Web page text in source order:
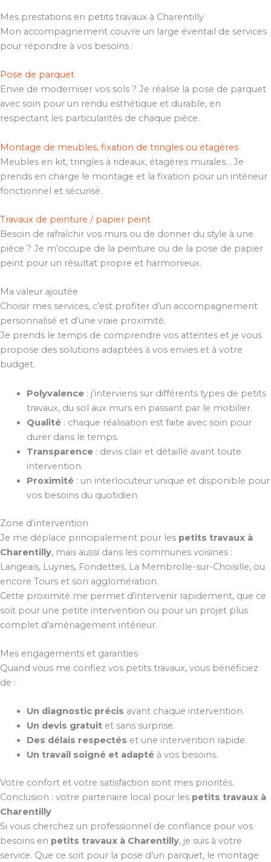
Mes prestations en petits travaux à Charentilly
Mon accompagnement couvre un large éventail de services
pour répondre à vos besoins :
Pose de parquet
Envie de moderniser vos sols ? Je réalise la pose de parquet
avec soin pour un rendu esthétique et durable, en
respectant les particularités de chaque pièce.
Montage de meubles, fixation de tringles ou étagères
Meubles en kit, tringles à rideaux, étagères murales… Je
prends en charge le montage et la fixation pour un intérieur
fonctionnel et sécurisé.
Travaux de peinture / papier peint
Besoin de rafraîchir vos murs ou de donner du style à une
pièce ? Je m’occupe de la peinture ou de la pose de papier
peint pour un résultat propre et harmonieux.
Ma valeur ajoutée
Choisir mes services, c’est profiter d’un accompagnement
personnalisé et d’une vraie proximité.
Je prends le temps de comprendre vos attentes et je vous
propose des solutions adaptées à vos envies et à votre
budget.
Polyvalence: j’interviens sur différents types de petits
travaux, du sol aux murs en passant par le mobilier.
Qualité: chaque réalisation est faite avec soin pour
durer dans le temps.
Transparence: devis clair et détaillé avant toute
intervention.
Proximité: un interlocuteur unique et disponible pour
vos besoins du quotidien.
Zone d’intervention
Je me déplace principalement pour les petits travaux à
Charentilly, mais aussi dans les communes voisines :
Langeais, Luynes, Fondettes, La Membrolle-sur-Choisille, ou
encore Tours et son agglomération.
Cette proximité me permet d’intervenir rapidement, que ce
soit pour une petite intervention ou pour un projet plus
complet d’aménagement intérieur.
Mes engagements et garanties
Quand vous me confiez vos petits travaux, vous bénéficiez
de :
Un diagnostic précis avant chaque intervention.
Un devis gratuitet sans surprise.
Des délais respectés et une intervention rapide.
Un travail soigné et adaptéà vos besoins.
Votre confort et votre satisfaction sont mes priorités.
Conclusion : votre partenaire local pour les petits travaux à
Charentilly
Si vous cherchez un professionnel de confiance pour vos
besoins en petits travaux à Charentilly, je suis à votre
service. Que ce soit pour la pose d’un parquet, le montage